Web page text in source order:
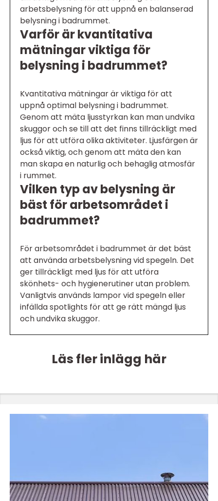
arbetsbelysning för att uppnå en balanserad
belysning i badrummet.
Varför är kvantitativa
mätningar viktiga för
belysning i badrummet?
Kvantitativa mätningar är viktiga för att
uppnå optimal belysning i badrummet.
Genom att mäta ljusstyrkan kan man undvika
skuggor och se till att det finns tillräckligt med
ljus för att utföra olika aktiviteter. Ljusfärgen är
också viktig, och genom att mäta den kan
man skapa en naturlig och behaglig atmosfär
i rummet.
Vilken typ av belysning är
bäst för arbetsområdet i
badrummet?
För arbetsområdet i badrummet är det bäst
att använda arbetsbelysning vid spegeln. Det
ger tillräckligt med ljus för att utföra
skönhets- och hygienerutiner utan problem.
Vanligtvis används lampor vid spegeln eller
infällda spotlights för att ge rätt mängd ljus
och undvika skuggor.
Läs fler inlägg här